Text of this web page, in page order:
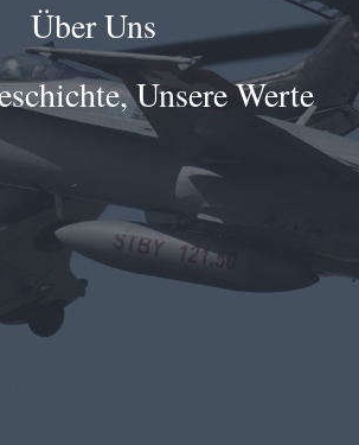
Über Uns
Unsere Werte